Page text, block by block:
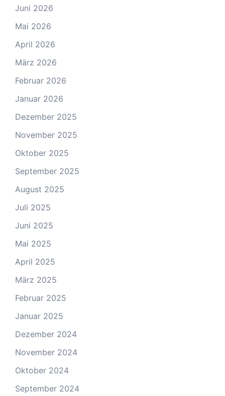
Juni 2026
Mai 2026
April 2026
März 2026
Februar 2026
Januar 2026
Dezember 2025
November 2025
Oktober 2025
September 2025
August 2025
Juli 2025
Juni 2025
Mai 2025
April 2025
März 2025
Februar 2025
Januar 2025
Dezember 2024
November 2024
Oktober 2024
September 2024